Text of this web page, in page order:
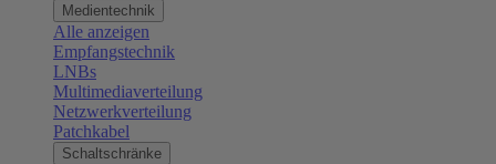
Medientechnik
Alle anzeigen
Empfangstechnik
LNBs
Multimediaverteilung
Netzwerkverteilung
Patchkabel
Schaltschränke